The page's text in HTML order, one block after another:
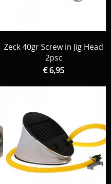
Zeck 40gr Screw in Jig Head
2psc
€ 6,95